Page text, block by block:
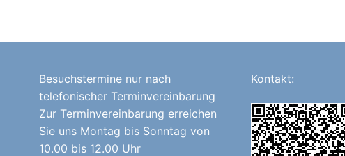
Besuchstermine nur nach
telefonischer Terminvereinbarung
Zur Terminvereinbarung erreichen
Sie uns Montag bis Sonntag von
10.00 bis 12.00 Uhr
Kontakt: